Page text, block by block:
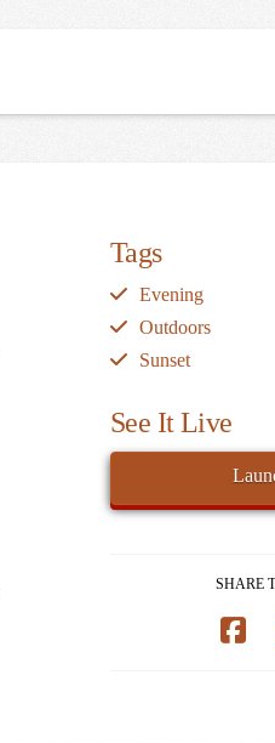
Tags
Evening
Outdoors
Sunset
See It Live
SHARE